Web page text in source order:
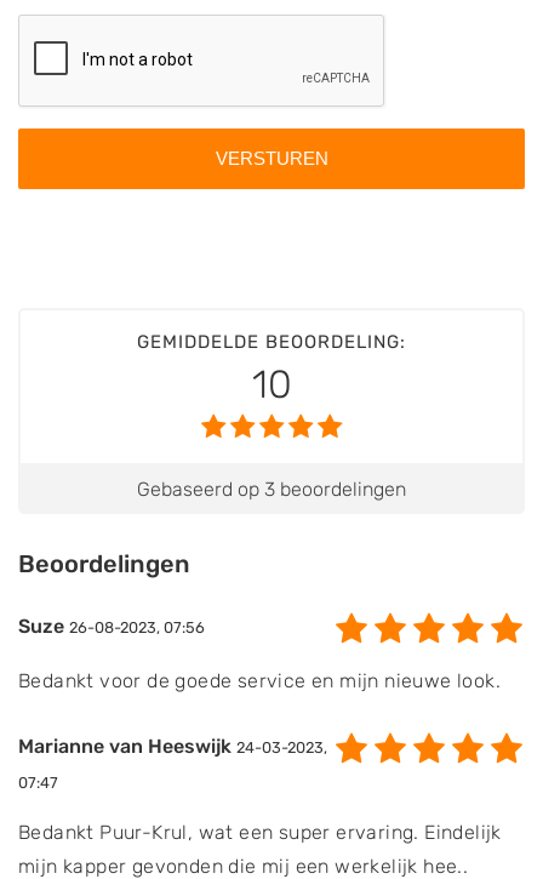
GEMIDDELDE BEOORDELING:
10
Gebaseerd op 3 beoordelingen
Beoordelingen
Suze 26-08-2023, 07:56
Bedankt voor de goede service en mijn nieuwe look.
Marianne van Heeswijk 24-03-2023,
07:47
Bedankt Puur-Krul, wat een super ervaring. Eindelijk
mijn kapper gevonden die mij een werkelijk hee..